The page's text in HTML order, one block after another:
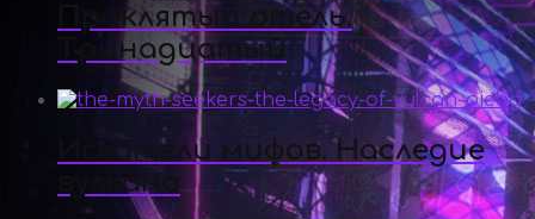
Проклятый отель.
Тринадцатый
Искатели мифов. Наследие
вулкана